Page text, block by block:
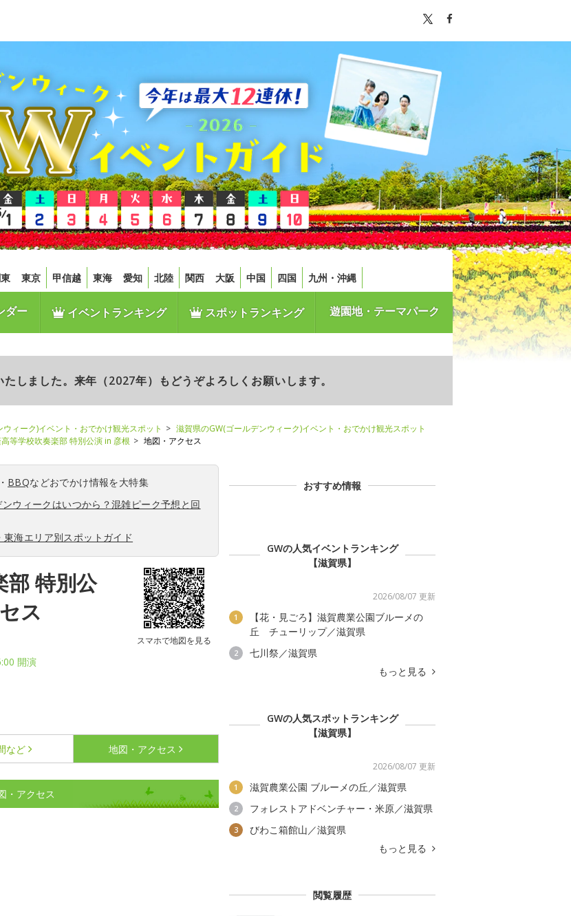
東京 甲信越 東海 愛知 北陸 関西 大阪 中国 四国 九州・沖縄
ダー イベントランキング スポットランキング 遊園地・テーマパーク
しました。来年（2027年）もどうぞよろしくお願いします。
ィーク)イベント・おでかけ観光スポット
滋賀県のGW(ゴールデンウィーク)イベント・おでかけ観光スポット
等学校吹奏楽部 特別公演 in 彦根 地図・アクセス
・ BBQなどおでかけ情報を大特集
ウィークはいつから？混雑ピーク予想と回
海エリア別スポットガイド
部 特別公
ス
スマホで地図を見る
開演
など 地図・アクセス
・アクセス
おすすめ情報
GWの人気イベントランキング
【滋賀県】
2026/08/07 更新
1
【花・見ごろ】滋賀農業公園ブルーメの
丘 チューリップ／滋賀県
2
七川祭／滋賀県
もっと見る
GWの人気スポットランキング
【滋賀県】
2026/08/07 更新
1 滋賀農業公園 ブルーメの丘／滋賀県
2 フォレストアドベンチャー・米原／滋賀県
3
びわこ箱館山／滋賀県
もっと見る
閲覧履歴